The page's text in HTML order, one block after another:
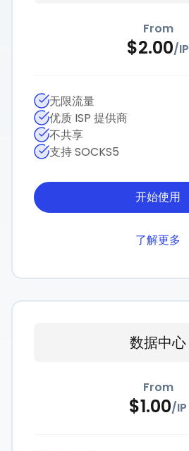
From
$2.00/IP
无限流量
优质 ISP 提供商
不共享
支持 SOCKS5
开始使用
了解更多
数据中心
From
$1.00/IP